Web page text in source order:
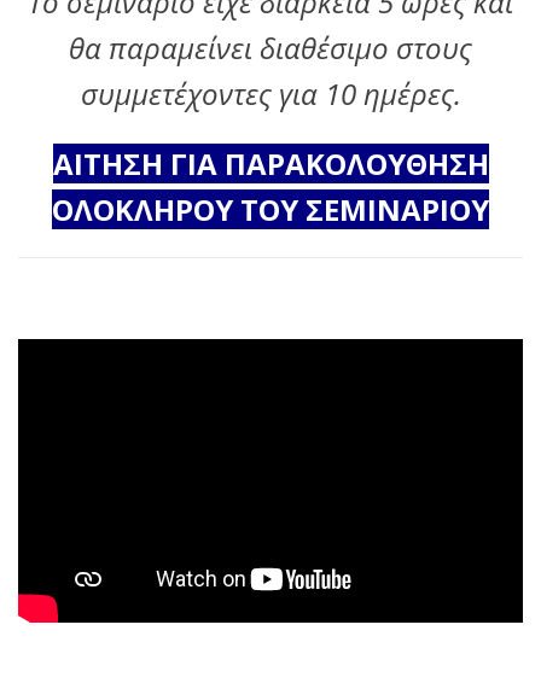
θα παραμείνει διαθέσιμο στους
συμμετέχοντες για 10 ημέρες.
ΑΙΤΗΣΗ ΓΙΑ ΠΑΡΑΚΟΛΟΥΘΗΣΗ
ΟΛΟΚΛΗΡΟΥ ΤΟΥ ΣΕΜΙΝΑΡΙΟΥ